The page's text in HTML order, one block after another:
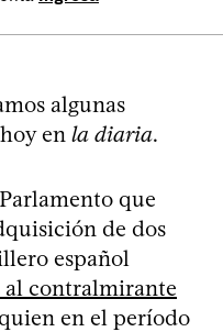
algunas
en la diaria.
que
de dos
español
contralmirante
en el período